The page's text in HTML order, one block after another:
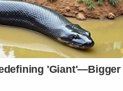
'Giant'—Bigger